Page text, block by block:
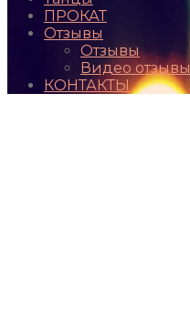
ПРОКАТ
Отзывы
Отзывы
Видео отзывы
КОНТАКТЫ